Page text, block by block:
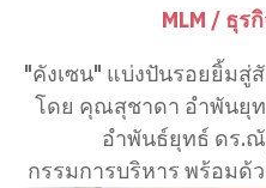
MLM / ธุร
"คังเซน" แบ่งปันรอยยิ้มสู่สังคม 'มูลนิธิอำพันธ์
โดย คุณสุชาดา อำพันยุ
อำพันธ์ยุทธ์ ดร.
กรรมการบริหาร พร้อมด้